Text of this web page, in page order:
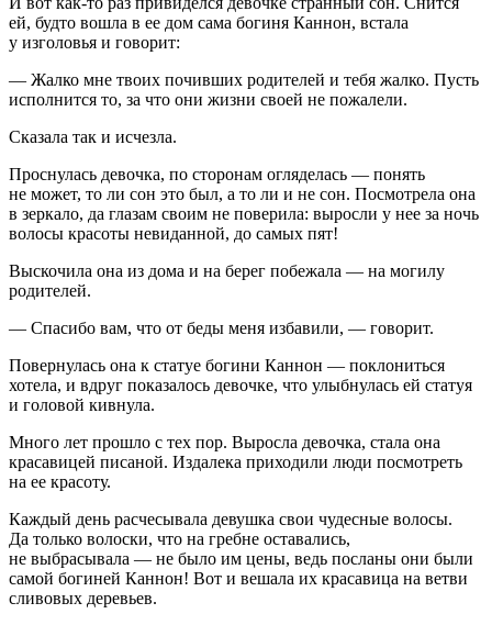
ей, будто вошла в ее дом сама богиня Каннон, встала
у изголовья и говорит:
— Жалко мне твоих почивших родителей и тебя жалко. Пусть
исполнится то, за что они жизни своей не пожалели.
Сказала так и исчезла.
Проснулась девочка, по сторонам огляделась — понять
не может, то ли сон это был, а то ли и не сон. Посмотрела она
в зеркало, да глазам своим не поверила: выросли у нее за ночь
волосы красоты невиданной, до самых пят!
Выскочила она из дома и на берег побежала — на могилу
родителей.
— Спасибо вам, что от беды меня избавили, — говорит.
Повернулась она к статуе богини Каннон — поклониться
хотела, и вдруг показалось девочке, что улыбнулась ей статуя
и головой кивнула.
Много лет прошло с тех пор. Выросла девочка, стала она
красавицей писаной. Издалека приходили люди посмотреть
на ее красоту.
Каждый день расчесывала девушка свои чудесные волосы.
Да только волоски, что на гребне оставались,
не выбрасывала — не было им цены, ведь посланы они были
самой богиней Каннон! Вот и вешала их красавица на ветви
сливовых деревьев.